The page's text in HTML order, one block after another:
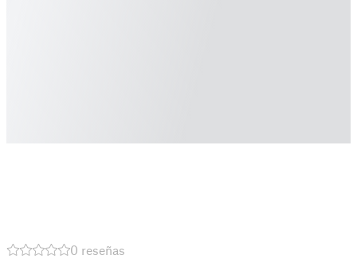
0 reseñas